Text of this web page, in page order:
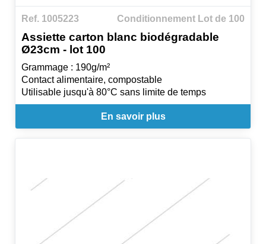
Ref. 1005223 Conditionnement Lot de 100
Assiette carton blanc biodégradable
Ø23cm - lot 100
Grammage : 190g/m²
Contact alimentaire, compostable
Utilisable jusqu'à 80°C sans limite de temps
En savoir plus